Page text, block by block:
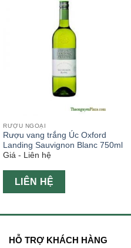
RƯỢU NGOẠI
Rượu vang trắng Úc Oxford
Landing Sauvignon Blanc 750ml
Giá - Liên hệ
LIÊN HỆ
HỖ TRỢ KHÁCH HÀNG